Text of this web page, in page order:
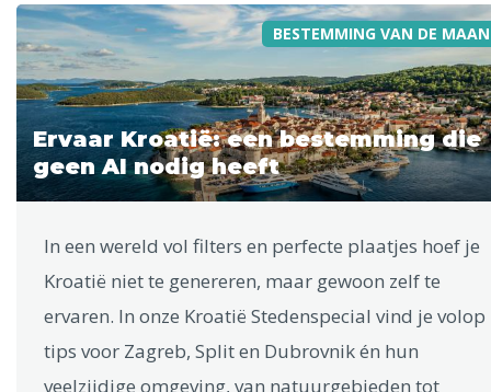
BESTEMMING VAN DE
Ervaar Kroatië: een bestemming die
geen AI nodig heeft
In een wereld vol filters en perfecte plaatjes hoef je
Kroatië niet te genereren, maar gewoon zelf te
ervaren. In onze Kroatië Stedenspecial vind je volop
tips voor Zagreb, Split en Dubrovnik én hun
veelzijdige omgeving, van natuurgebieden tot